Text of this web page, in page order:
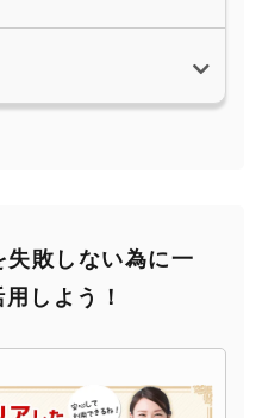
敗しない為に一
しよう！